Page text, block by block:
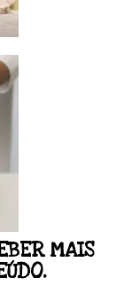
o seu
MAIS